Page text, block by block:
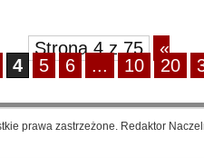
Strona 4 z 75
«
4 5 6 ... 10 20
prawa zastrzeżone. Redaktor